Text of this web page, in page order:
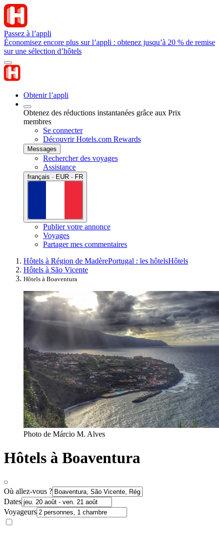
Passez à l’appli
Économisez encore plus sur l’appli : obtenez jusqu’à 20 % de remise
sur une sélection d’hôtels
Obtenir l’appli
Obtenez des réductions instantanées grâce aux Prix
membres
Se connecter
Découvrir Hotels.com Rewards
Messages
Rechercher des voyages
Assistance
français · EUR · FR
Publier votre annonce
Voyages
Partager mes commentaires
Hôtels à Région de MadèrePortugal : les hôtelsHôtels
Hôtels à São Vicente
Hôtels à Boaventura
Photo de Márcio M. Alves
Hôtels à Boaventura
Où allez-vous ?
Dates
Voyageurs